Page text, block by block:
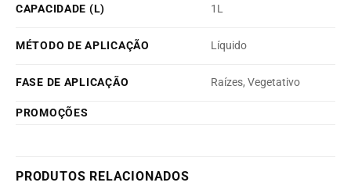
CAPACIDADE (L) 1L
MÉTODO DE APLICAÇÃO Líquido
FASE DE APLICAÇÃO Raízes, Vegetativo
PROMOÇÕES
PRODUTOS RELACIONADOS